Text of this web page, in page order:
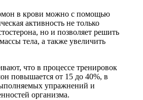
в крови можно с помощью
активность не только
но и позволяет решить
тела, а также увеличить
что в процессе тренировок
повышается от 15 до 40%, в
упражнений и
организма.